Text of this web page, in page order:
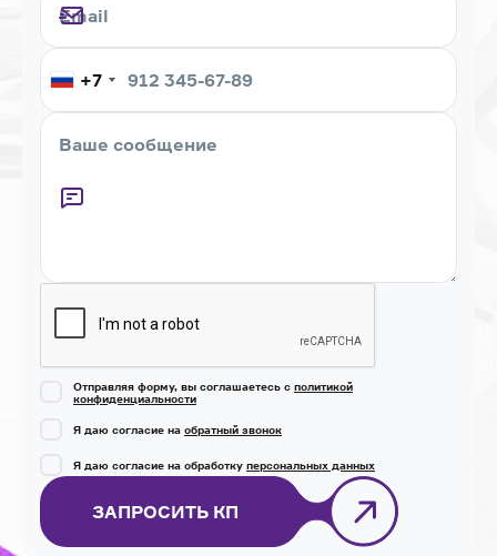
+7
Отправляя форму, вы соглашаетесь с политикой
конфиденциальности
Я даю согласие на обратный звонок
Я даю согласие на обработку персональных данных
ЗАПРОСИТЬ КП